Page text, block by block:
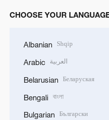
CHOOSE YOUR
Albanian Shqip
Arabic العربية
Belarusian Беларуская
Bengali বাংলা
Bulgarian Български